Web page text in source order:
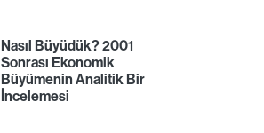
Nasıl Büyüdük? 2001
Sonrası Ekonomik
Büyümenin Analitik Bir
İncelemesi